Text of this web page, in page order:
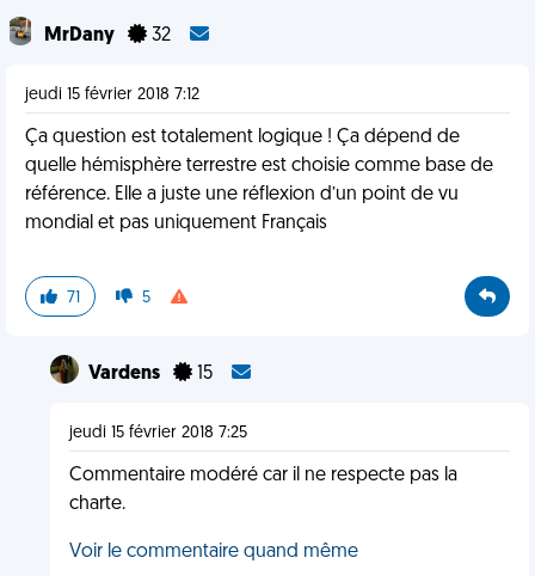
MrDany 32
jeudi 15 février 2018 7:12
Ça question est totalement logique ! Ça dépend de
quelle hémisphère terrestre est choisie comme base de
référence. Elle a juste une réflexion d’un point de vu
mondial et pas uniquement Français
71 5
Vardens 15
jeudi 15 février 2018 7:25
Commentaire modéré car il ne respecte pas la
charte.
Voir le commentaire quand même